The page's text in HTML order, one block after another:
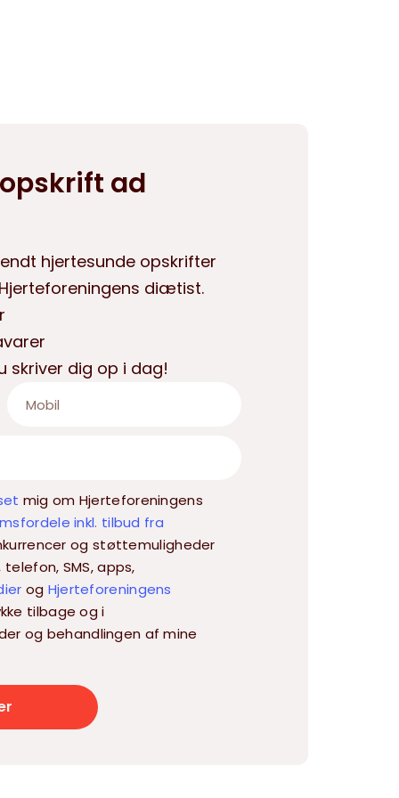
ad
hjertesunde opskrifter
diætist.
skriver dig op i dag!
mig om Hjerteforeningens
inkl. tilbud fra
og støttemuligheder
SMS, apps,
og Hjerteforeningens
tilbage og i
og behandlingen af mine